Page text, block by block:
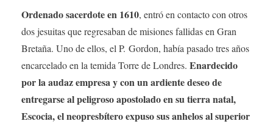
Ordenado sacerdote en 1610, entró en contacto con otros
dos jesuitas que regresaban de misiones fallidas en Gran
Bretaña. Uno de ellos, el P. Gordon, había pasado tres años
encarcelado en la temida Torre de Londres. Enardecido
por la audaz empresa y con un ardiente deseo de
entregarse al peligroso apostolado en su tierra natal,
Escocia, el neopresbítero expuso sus anhelos al superior